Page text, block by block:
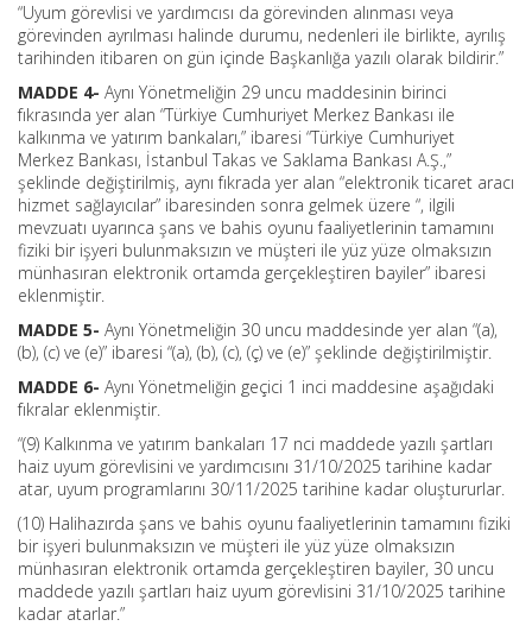
“Uyum görevlisi ve yardımcısı da görevinden alınması veya
görevinden ayrılması halinde durumu, nedenleri ile birlikte, ayrılış
tarihinden itibaren on gün içinde Başkanlığa yazılı olarak bildirir.”
MADDE 4- Aynı Yönetmeliğin 29 uncu maddesinin birinci
fıkrasında yer alan “Türkiye Cumhuriyet Merkez Bankası ile
kalkınma ve yatırım bankaları,” ibaresi “Türkiye Cumhuriyet
Merkez Bankası, İstanbul Takas ve Saklama Bankası A.Ş.,”
şeklinde değiştirilmiş, aynı fıkrada yer alan “elektronik ticaret aracı
hizmet sağlayıcılar” ibaresinden sonra gelmek üzere “, ilgili
mevzuatı uyarınca şans ve bahis oyunu faaliyetlerinin tamamını
fiziki bir işyeri bulunmaksızın ve müşteri ile yüz yüze olmaksızın
münhasıran elektronik ortamda gerçekleştiren bayiler” ibaresi
eklenmiştir.
MADDE 5- Aynı Yönetmeliğin 30 uncu maddesinde yer alan “(a),
(b), (c) ve (e)” ibaresi “(a), (b), (c), (ç) ve (e)” şeklinde değiştirilmiştir.
MADDE 6- Aynı Yönetmeliğin geçici 1 inci maddesine aşağıdaki
fıkralar eklenmiştir.
“(9) Kalkınma ve yatırım bankaları 17 nci maddede yazılı şartları
haiz uyum görevlisini ve yardımcısını 31/10/2025 tarihine kadar
atar, uyum programlarını 30/11/2025 tarihine kadar oluştururlar.
(10) Halihazırda şans ve bahis oyunu faaliyetlerinin tamamını fiziki
bir işyeri bulunmaksızın ve müşteri ile yüz yüze olmaksızın
münhasıran elektronik ortamda gerçekleştiren bayiler, 30 uncu
maddede yazılı şartları haiz uyum görevlisini 31/10/2025 tarihine
kadar atarlar.”